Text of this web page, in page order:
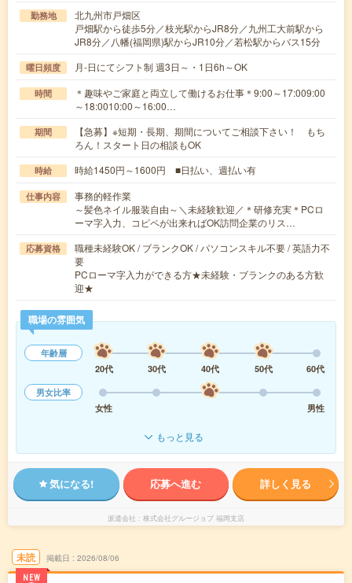
勤務地
北九州市戸畑区
戸畑駅から徒歩5分／枝光駅からJR8分／九州工大前駅から
JR8分／八幡(福岡県)駅からJR10分／若松駅からバス15分
曜日頻度 月-日にてシフト制 週3日～・1日6h～OK
時間
＊趣味やご家庭と両立して働けるお仕事＊9:00～17:009:00
～18:0010:00～16:00…
期間
【急募】※短期・長期、期間についてご相談下さい！ もち
ろん！スタート日の相談もOK
時給 時給1450円～1600円 ■日払い、週払い有
仕事内容
事務的軽作業
～髪色ネイル服装自由～＼未経験歓迎／＊研修充実＊PCロ
ーマ字入力、コピペが出来ればOK訪問企業のリス…
応募資格
職種未経験OK / ブランクOK / パソコンスキル不要 / 英語力不
要
PCローマ字入力ができる方★未経験・ブランクのある方歓
迎★
職場の雰囲気
年齢層
20代
30代 40代 50代
60代
男女比率
女性
男性
もっと見る
気になる! 応募へ進む 詳しく見る
派遣会社 株式会社グルージョブ 福岡支店
未読
NEW
掲載日 2026/08/06